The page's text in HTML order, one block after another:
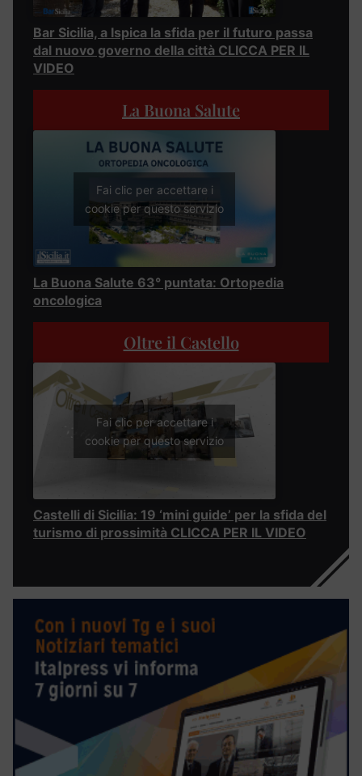
Bar Sicilia, a Ispica la sfida per il futuro passa
dal nuovo governo della città CLICCA PER IL
VIDEO
La Buona Salute
Fai clic per accettare i
cookie per questo servizio
La Buona Salute 63° puntata: Ortopedia
oncologica
Oltre il Castello
Fai clic per accettare i
cookie per questo servizio
Castelli di Sicilia: 19 ‘mini guide’ per la sfida del
turismo di prossimità CLICCA PER IL VIDEO